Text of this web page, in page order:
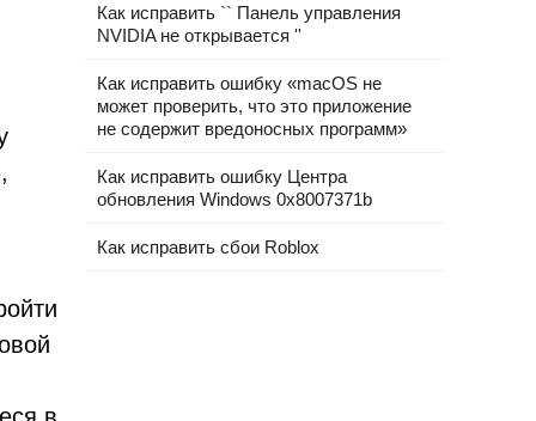
Как исправить `` Панель управления
NVIDIA не открывается ''
Как исправить ошибку «macOS не
может проверить, что это приложение
не содержит вредоносных программ»
Как исправить ошибку Центра
обновления Windows 0x8007371b
Как исправить сбои Roblox